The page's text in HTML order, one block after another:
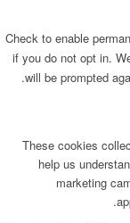
Check to enable
if you do not opt in.
will be prompted
These cookies
help us
marketing